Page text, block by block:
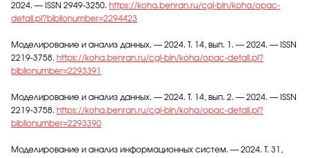
2024. — ISSN 2949-3250. https://koha.benran.ru/cgi-bin/koha/opac-
detail.pl?biblionumber=2294423
Моделирование и анализ данных. — 2024. Т. 14, вып. 1. — 2024. — ISSN
2219-3758. https://koha.benran.ru/cgi-bin/koha/opac-detail.pl?
biblionumber=2293391
Моделирование и анализ данных. — 2024. Т. 14, вып. 2. — 2024. — ISSN
2219-3758. https://koha.benran.ru/cgi-bin/koha/opac-detail.pl?
biblionumber=2293390
Моделирование и анализ информационных систем. — 2024. Т. 31,